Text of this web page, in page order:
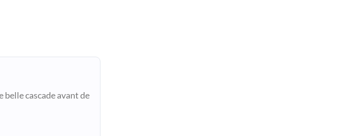
cascade avant de